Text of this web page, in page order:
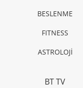
BESLENME
FITNESS
ASTROLOJİ
BT TV